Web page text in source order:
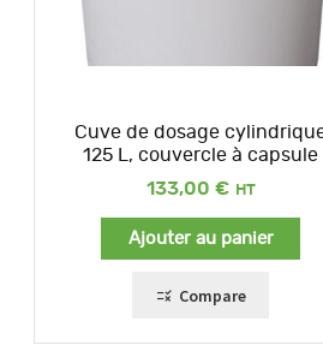
Cuve de dosage
125 L, couvercle à capsule
133,00 €
Ajouter au panier
Compare